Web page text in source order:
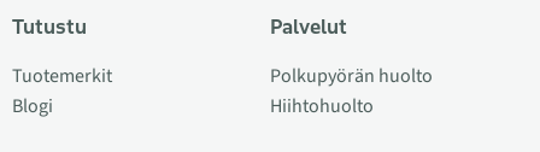
Tutustu
Tuotemerkit
Blogi
Palvelut
Polkupyörän huolto
Hiihtohuolto